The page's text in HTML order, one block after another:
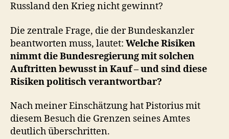
Russland den Krieg nicht gewinnt?
Die zentrale Frage, die der Bundeskanzler
beantworten muss, lautet: Welche Risiken
nimmt die Bundesregierung mit solchen
Auftritten bewusst in Kauf – und sind diese
Risiken politisch verantwortbar?
Nach meiner Einschätzung hat Pistorius mit
diesem Besuch die Grenzen seines Amtes
deutlich überschritten.